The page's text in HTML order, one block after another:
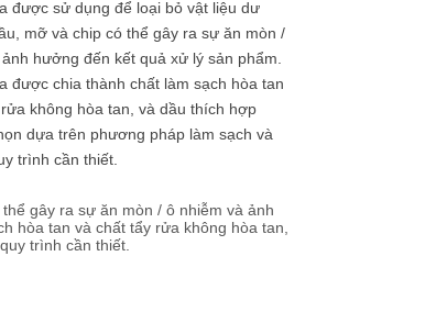
được sử dụng để loại bỏ vật liệu dư
mỡ và chip có thể gây ra sự ăn mòn /
hưởng đến kết quả xử lý sản phẩm.
được chia thành chất làm sạch hòa tan
không hòa tan, và dầu thích hợp
dựa trên phương pháp làm sạch và
trình cần thiết.
gây ra sự ăn mòn / ô nhiễm và ảnh
hòa tan và chất tẩy rửa không hòa tan,
trình cần thiết.